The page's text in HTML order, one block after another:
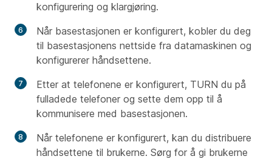
konfigurering og klargjøring.
Når basestasjonen er konfigurert, kobler du deg
til basestasjonens nettside fra datamaskinen og
konfigurerer håndsettene.
Etter at telefonene er konfigurert, TURN du på
fulladede telefoner og sette dem opp til å
kommunisere med basestasjonen.
Når telefonene er konfigurert, kan du distribuere
håndsettene til brukerne. Sørg for å gi brukerne